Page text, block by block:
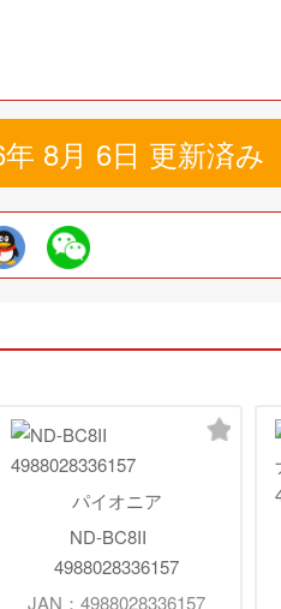
8月 6日 更新済み
パイオニア
ND-BC8II
4988028336157
JAN：4988028336157